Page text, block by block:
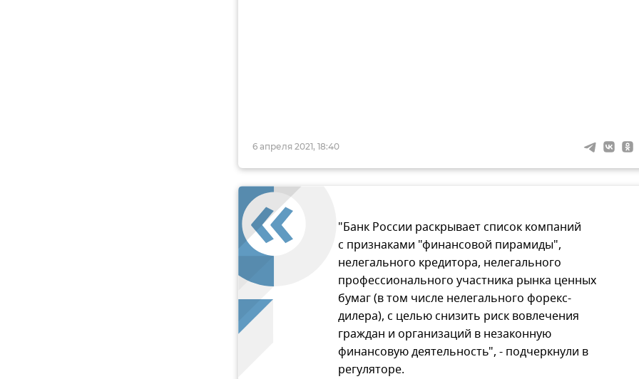
6 апреля 2021, 18:40
"Банк России раскрывает список компаний
с признаками "финансовой пирамиды",
нелегального кредитора, нелегального
профессионального участника рынка ценных
бумаг (в том числе нелегального форекс-
дилера), с целью снизить риск вовлечения
граждан и организаций в незаконную
финансовую деятельность", - подчеркнули в
регуляторе.